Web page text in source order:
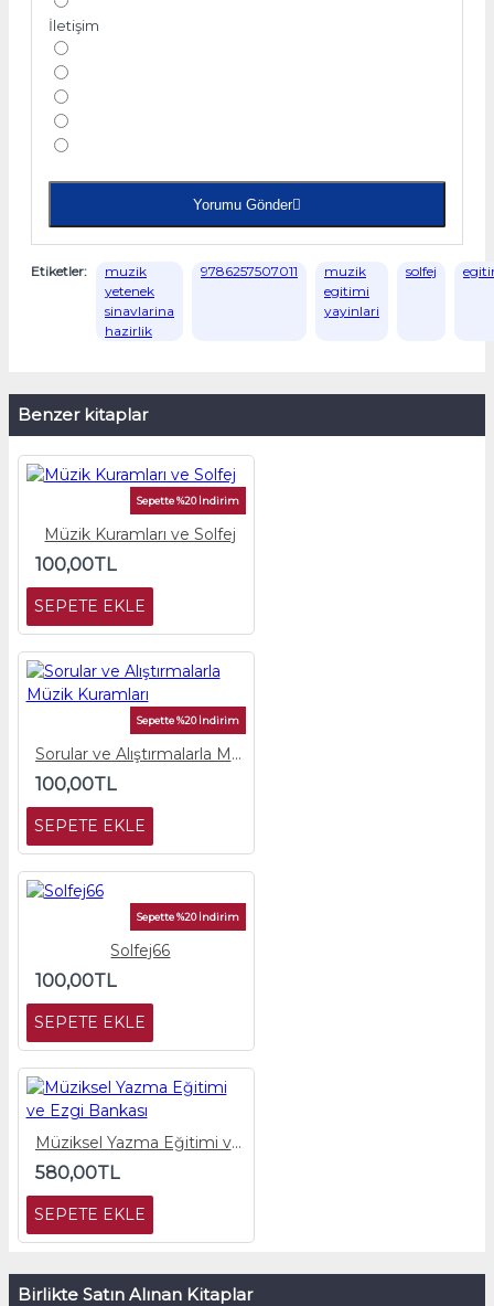
İletişim
Yorumu Gönder
Etiketler:
muzik
yetenek
sinavlarina
hazirlik
9786257507011
muzik
egitimi
yayinlari
solfej
Benzer kitaplar
Sepette %20 İndirim
Müzik Kuramları ve Solfej
100,00TL
SEPETE EKLE
Sepette %20 İndirim
Sorular ve Alıştırmalarla Müzik Kuramları
100,00TL
SEPETE EKLE
Sepette %20 İndirim
Solfej66
100,00TL
SEPETE EKLE
Müziksel Yazma Eğitimi ve Ezgi Bankası
580,00TL
SEPETE EKLE
Birlikte Satın Alınan Kitaplar